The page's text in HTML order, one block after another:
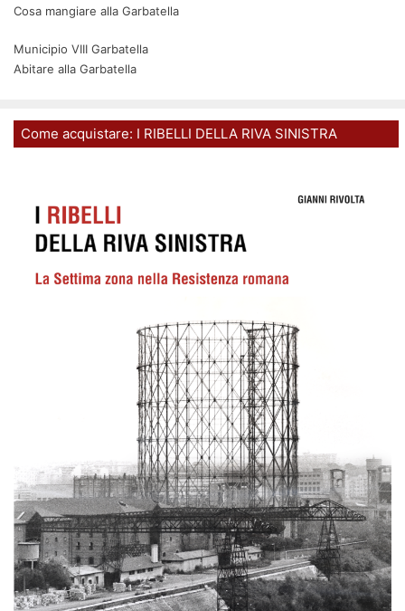
Cosa mangiare alla Garbatella
Municipio VIII Garbatella
Abitare alla Garbatella
Come acquistare: I RIBELLI DELLA RIVA SINISTRA